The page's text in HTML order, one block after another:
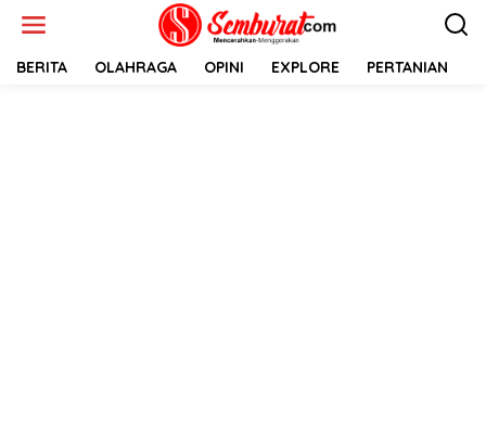
BERITA OLAHRAGA OPINI EXPLORE PERTANIAN